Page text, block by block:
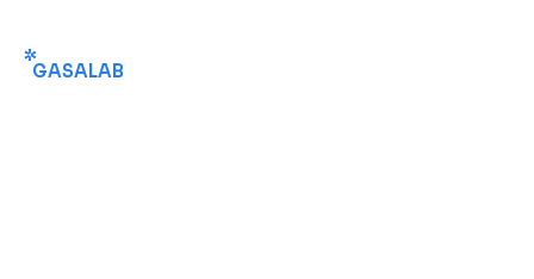
GASALAB